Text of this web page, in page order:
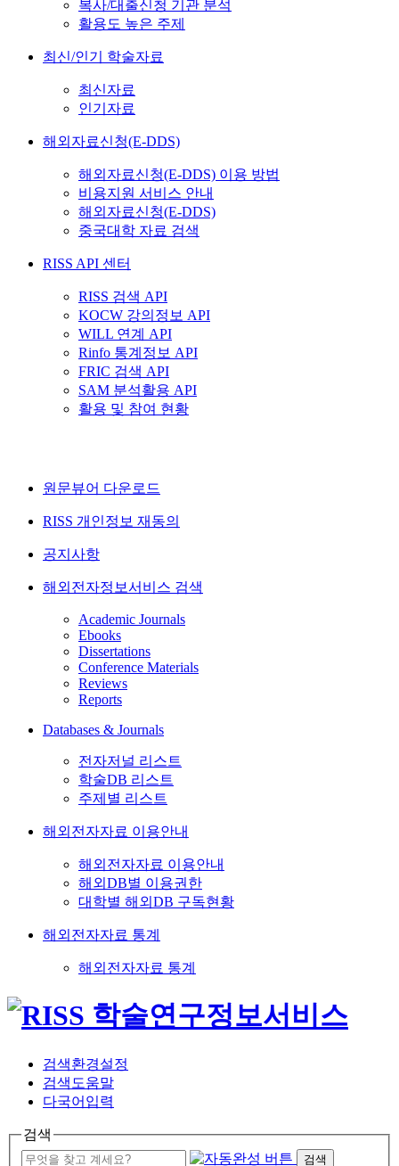
복사/대출신청 기관 분석
활용도 높은 주제
최신/인기 학술자료
최신자료
인기자료
해외자료신청(E-DDS)
해외자료신청(E-DDS) 이용 방법
비용지원 서비스 안내
해외자료신청(E-DDS)
중국대학 자료 검색
RISS API 센터
RISS 검색 API
KOCW 강의정보 API
WILL 연계 API
Rinfo 통계정보 API
FRIC 검색 API
SAM 분석활용 API
활용 및 참여 현황
원문뷰어 다운로드
RISS 개인정보 재동의
공지사항
해외전자정보서비스 검색
Academic Journals
Ebooks
Dissertations
Conference Materials
Reviews
Reports
Databases & Journals
전자저널 리스트
학술DB 리스트
주제별 리스트
해외전자자료 이용안내
해외전자자료 이용안내
해외DB별 이용권한
대학별 해외DB 구독현황
해외전자자료 통계
해외전자자료 통계
검색환경설정
검색도움말
다국어입력
검색
검색